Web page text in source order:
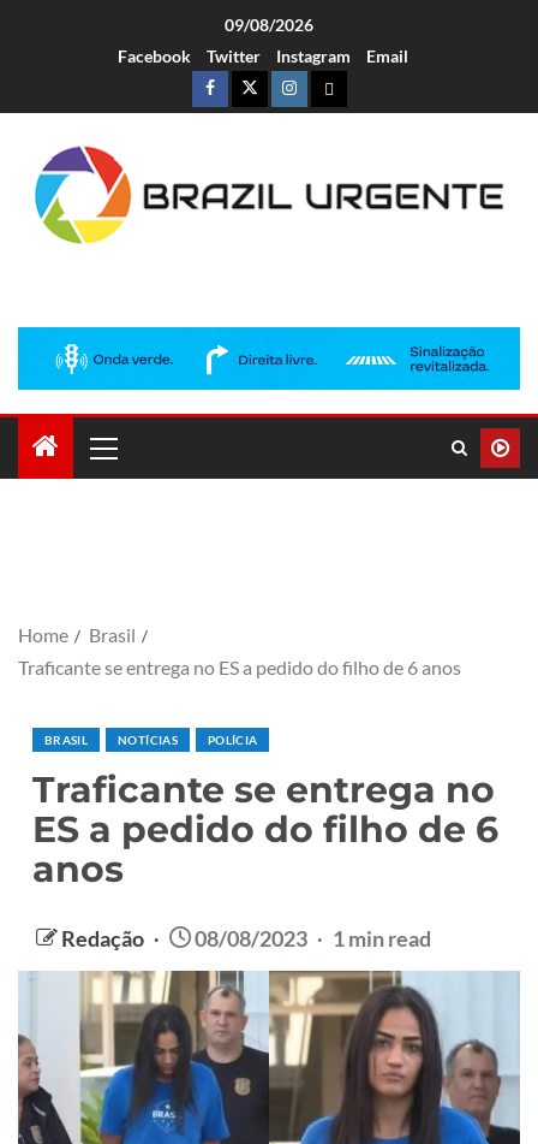
09/08/2026
Facebook
Twitter Instagram Email
Home
Brasil
Traficante se entrega no ES a pedido do filho de 6 anos
BRASIL NOTÍCIAS POLÍCIA
Traficante se entrega no
ES a pedido do filho de 6
anos
Redação 08/08/2023 1 min read